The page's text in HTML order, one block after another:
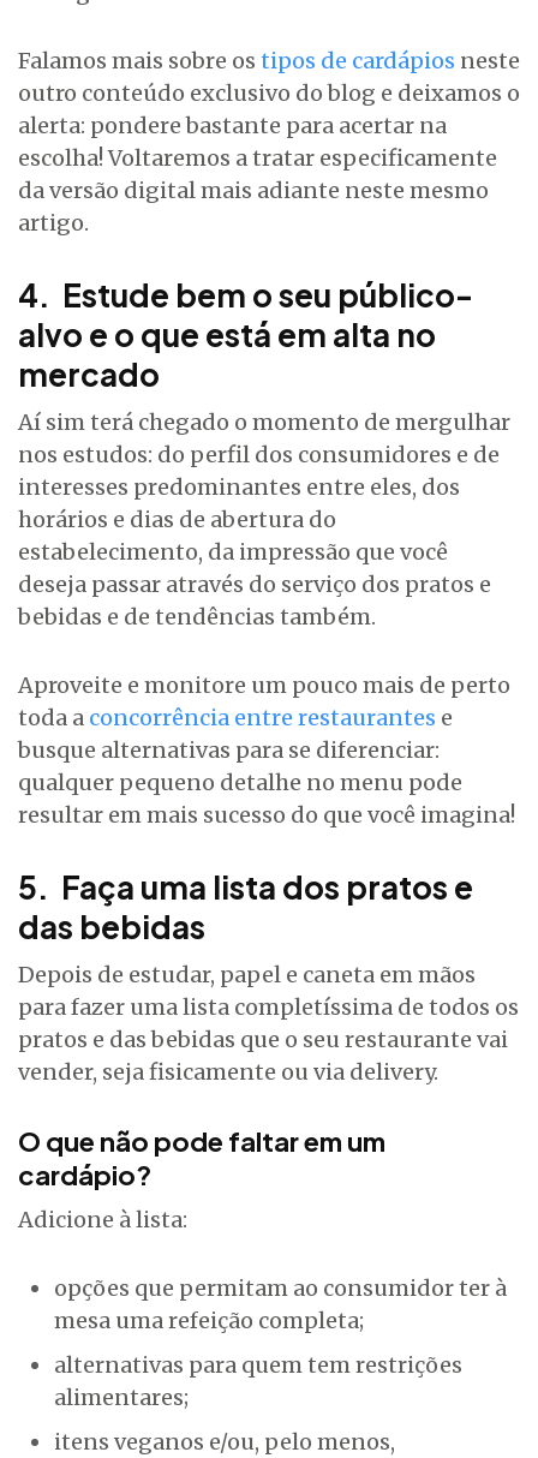
Falamos mais sobre os tipos de cardápios neste
outro conteúdo exclusivo do blog e deixamos o
alerta: pondere bastante para acertar na
escolha! Voltaremos a tratar especificamente
da versão digital mais adiante neste mesmo
artigo.
4. Estude bem o seu público-
alvo e o que está em alta no
mercado
Aí sim terá chegado o momento de mergulhar
nos estudos: do perfil dos consumidores e de
interesses predominantes entre eles, dos
horários e dias de abertura do
estabelecimento, da impressão que você
deseja passar através do serviço dos pratos e
bebidas e de tendências também.
Aproveite e monitore um pouco mais de perto
toda a concorrência entre restaurantes e
busque alternativas para se diferenciar:
qualquer pequeno detalhe no menu pode
resultar em mais sucesso do que você imagina!
5. Faça uma lista dos pratos e
das bebidas
Depois de estudar, papel e caneta em mãos
para fazer uma lista completíssima de todos os
pratos e das bebidas que o seu restaurante vai
vender, seja fisicamente ou via delivery.
O que não pode faltar em um
cardápio?
Adicione à lista:
opções que permitam ao consumidor ter à
mesa uma refeição completa;
alternativas para quem tem restrições
alimentares;
itens veganos e/ou, pelo menos,